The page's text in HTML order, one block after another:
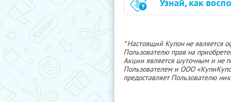
Узнай, как
* Настоящий Купон не
Пользователю прав на
Акции является шуточным и не
Пользователем и ООО
предоставляет Пользователю